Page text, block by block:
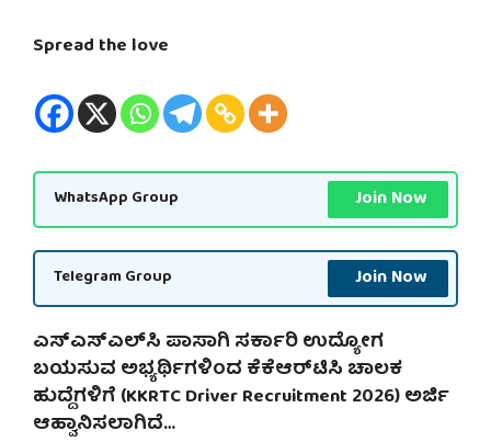
Spread the love
WhatsApp Group Join Now
Telegram Group Join Now
ಎಸ್‌ಎಸ್‌ಎಲ್‌ಸಿ ಪಾಸಾಗಿ ಸರ್ಕಾರಿ ಉದ್ಯೋಗ
ಬಯಸುವ ಅಭ್ಯರ್ಥಿಗಳಿಂದ ಕೆಕೆಆರ್‌ಟಿಸಿ ಚಾಲಕ
ಹುದ್ದೆಗಳಿಗೆ (KKRTC Driver Recruitment 2026) ಅರ್ಜಿ
ಆಹ್ವಾನಿಸಲಾಗಿದೆ…